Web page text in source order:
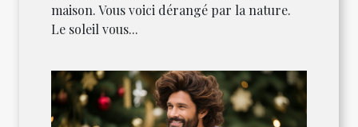
maison. Vous voici dérangé par la nature.
Le soleil vous...